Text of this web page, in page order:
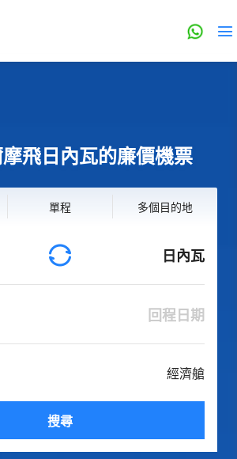
飛日內瓦的廉價機票
單程 多個目的地
日內瓦
回程日期
經濟艙
搜尋